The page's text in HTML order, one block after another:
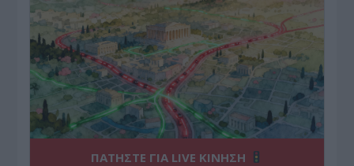
ΠΑΤΗΣΤΕ ΓΙΑ LIVE ΚΙΝΗΣΗ